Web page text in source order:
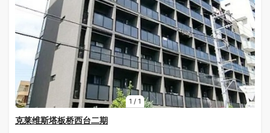
1 / 1
克莱维斯塔板桥西台二期